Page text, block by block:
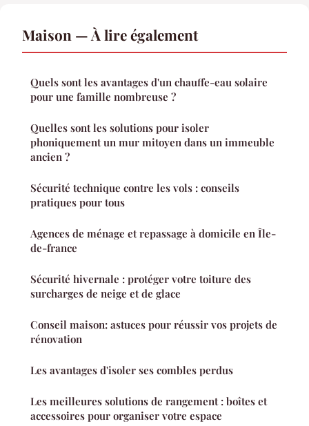
Maison — À lire également
Quels sont les avantages d'un chauffe-eau solaire
pour une famille nombreuse ?
Quelles sont les solutions pour isoler
phoniquement un mur mitoyen dans un immeuble
ancien ?
Sécurité technique contre les vols : conseils
pratiques pour tous
Agences de ménage et repassage à domicile en Île-
de-france
Sécurité hivernale : protéger votre toiture des
surcharges de neige et de glace
Conseil maison: astuces pour réussir vos projets de
rénovation
Les avantages d'isoler ses combles perdus
Les meilleures solutions de rangement : boîtes et
accessoires pour organiser votre espace